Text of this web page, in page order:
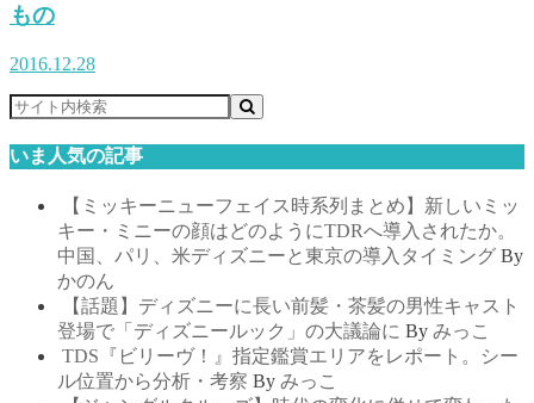
もの
2016.12.28
いま人気の記事
【ミッキーニューフェイス時系列まとめ】新しいミッ
キー・ミニーの顔はどのようにTDRへ導入されたか。
中国、パリ、米ディズニーと東京の導入タイミング By
かのん
【話題】ディズニーに長い前髪・茶髪の男性キャスト
登場で「ディズニールック」の大議論に By みっこ
TDS『ビリーヴ！』指定鑑賞エリアをレポート。シー
ル位置から分析・考察 By みっこ